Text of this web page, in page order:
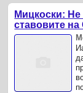
Мицкоски: Не
ставовите